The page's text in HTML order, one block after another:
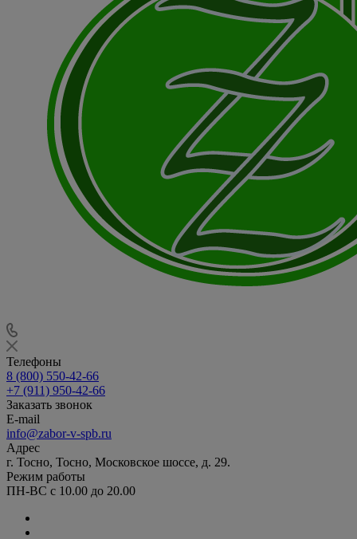
Телефоны
8 (800) 550-42-66
+7 (911) 950-42-66
Заказать звонок
E-mail
info@zabor-v-spb.ru
Адрес
г. Тосно, Тосно, Московское шоссе, д. 29.
Режим работы
ПН-ВС с 10.00 до 20.00